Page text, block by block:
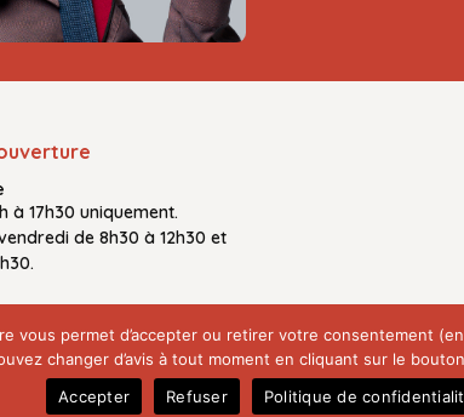
à 17h30 uniquement.
de 8h30 à 12h30 et
vous permet d’accepter ou retirer votre consentement
changer d’avis à tout moment en cliquant sur le
Accepter
Refuser Politique de